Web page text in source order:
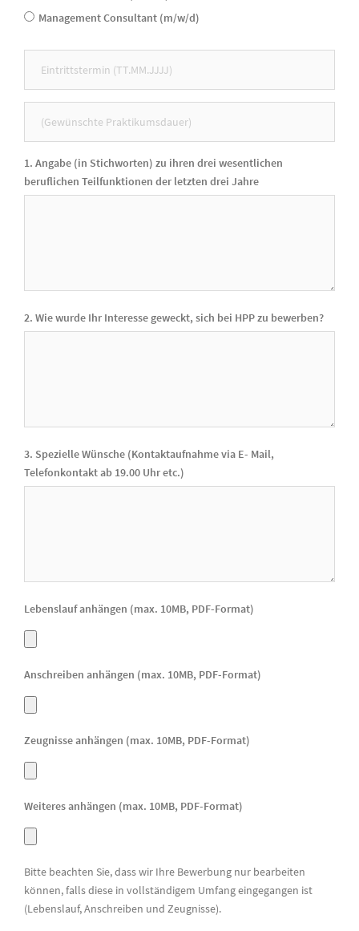
Management Consultant (m/w/d)
1. Angabe (in Stichworten) zu ihren drei wesentlichen
beruflichen Teilfunktionen der letzten drei Jahre
2. Wie wurde Ihr Interesse geweckt, sich bei HPP zu bewerben?
3. Spezielle Wünsche (Kontaktaufnahme via E- Mail,
Telefonkontakt ab 19.00 Uhr etc.)
Lebenslauf anhängen (max. 10MB, PDF-Format)
Anschreiben anhängen (max. 10MB, PDF-Format)
Zeugnisse anhängen (max. 10MB, PDF-Format)
Weiteres anhängen (max. 10MB, PDF-Format)
Bitte beachten Sie, dass wir Ihre Bewerbung nur bearbeiten
können, falls diese in vollständigem Umfang eingegangen ist
(Lebenslauf, Anschreiben und Zeugnisse).